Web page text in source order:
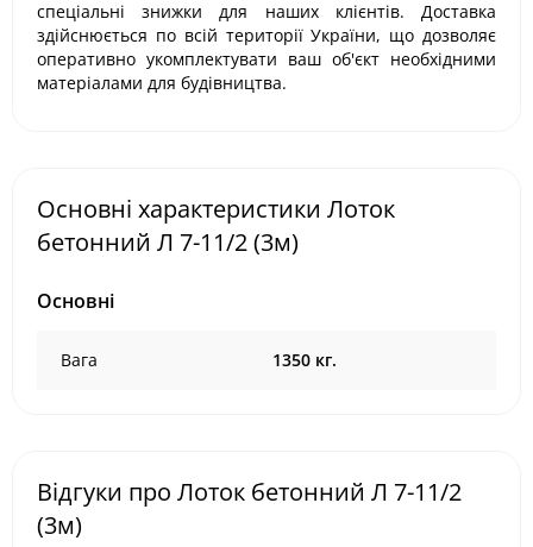
спеціальні знижки для наших клієнтів. Доставка
здійснюється по всій території України, що дозволяє
оперативно укомплектувати ваш об'єкт необхідними
матеріалами для будівництва.
Основні характеристики Лоток
бетонний Л 7-11/2 (3м)
Основні
Вага 1350 кг.
Відгуки про Лоток бетонний Л 7-11/2
(3м)